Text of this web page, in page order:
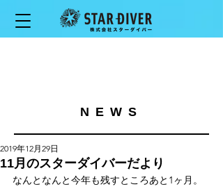
NEWS
11月のスターダイバーだより
2019年12月29日
なんとなんと今年も残すところあと1ヶ月。